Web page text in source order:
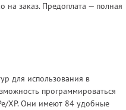
на заказ. Предоплата — полная
для использования в
программироваться
XP. Они имеют 84 удобные